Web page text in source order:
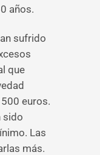
años.
sufrido
que
euros.
sido
Las
más.